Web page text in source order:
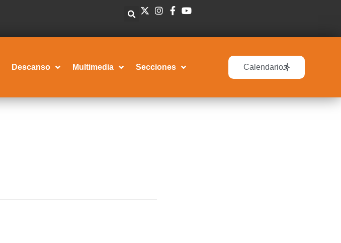
Descanso Multimedia Secciones Calendario